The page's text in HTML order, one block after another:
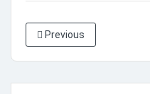
Previous